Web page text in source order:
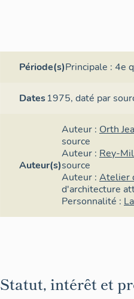
Période(s)Principale : 4e
Dates1975,daté par
Auteur(s)
Auteur : Orth
source
Auteur : Rey-
source
Auteur : Atelier
d'architecture
Personnalité :
Statut, intérêt et